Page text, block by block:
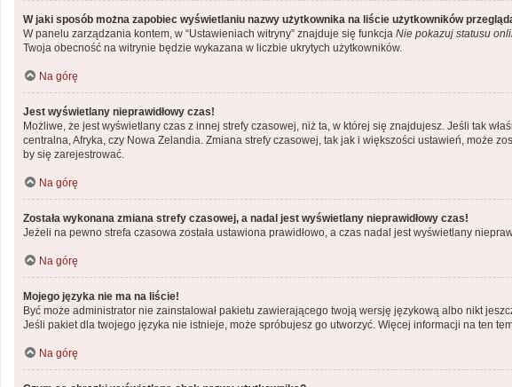
W jaki sposób można zapobiec wyświetlaniu nazwy użytkownika na liście użytkowników
W panelu zarządzania kontem, w “Ustawieniach witryny” znajduje się funkcja Nie pokazuj statusu
Twoja obecność na witrynie będzie wykazana w liczbie ukrytych użytkowników.
Na górę
Jest wyświetlany nieprawidłowy czas!
Możliwe, że jest wyświetlany czas z innej strefy czasowej, niż ta, w której się znajdujesz. Jeśli tak
centralna, Afryka, czy Nowa Zelandia. Zmiana strefy czasowej, tak jak i większości ustawień, może
by się zarejestrować.
Na górę
Została wykonana zmiana strefy czasowej, a nadal jest wyświetlany nieprawidłowy czas!
Jeżeli na pewno strefa czasowa została ustawiona prawidłowo, a czas nadal jest wyświetlany
Na górę
Mojego języka nie ma na liście!
Być może administrator nie zainstalował pakietu zawierającego twoją wersję językową albo nikt
Jeśli pakiet dla twojego języka nie istnieje, może spróbujesz go utworzyć. Więcej informacji na ten
Na górę